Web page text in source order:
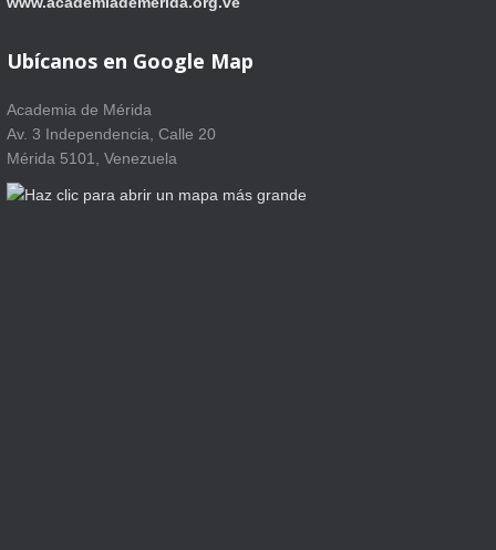
Ubícanos en Google Map
Academia de Mérida
Av. 3 Independencia, Calle 20
Mérida 5101, Venezuela